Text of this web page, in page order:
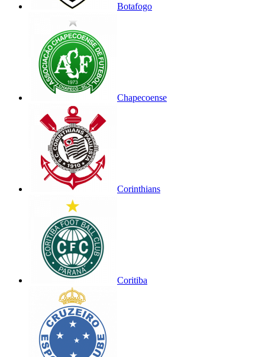
Botafogo
Chapecoense
Corinthians
Coritiba